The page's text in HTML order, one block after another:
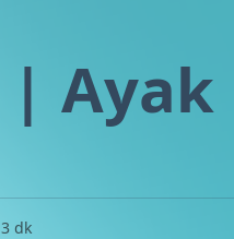
| Ayak
dk